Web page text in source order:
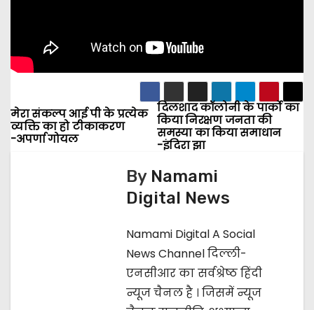
P
o
दिलशाद कॉलोनी के पार्को का
किया निरक्षण जनता की
समस्या का किया समाधान
-इंदिरा झा
मेरा संकल्प आई पी के प्रत्येक
व्यक्ति का हो टीकाकरण
-अपर्णा गोयल
By Namami
Digital News
Namami Digital A Social
News Channel दिल्ली-
एनसीआर का सर्वश्रेष्ठ हिंदी
न्यूज चैनल है । जिसमें न्यूज